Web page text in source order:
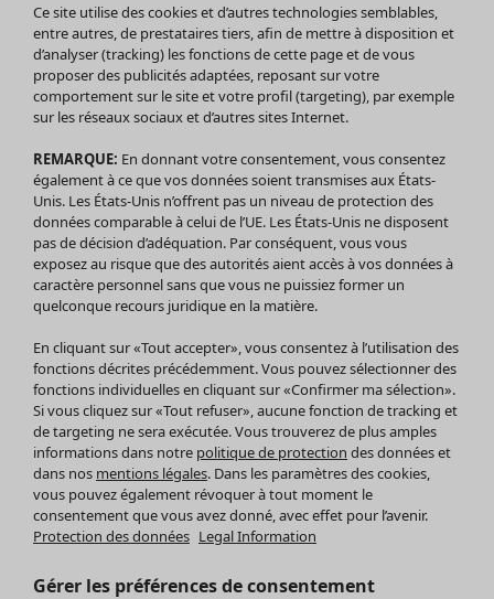
Soldes Vêtements
Tous les vêtements
Robes
Tuniques
Blouses
Tops
Gilets
Pantalon
Jupes
Leggings et collants
Accessoires
Chaussures
Vêtements de bain
Basics
Soldes Mobilier
Bonnes affaires déco
Décoration
Textiles
Tapis
Éponge
Ce site utilise des cookies et d’autres technologies semblables,
entre autres, de prestataires tiers, afin de mettre à disposition et
d’analyser (tracking) les fonctions de cette page et de vous
proposer des publicités adaptées, reposant sur votre
comportement sur le site et votre profil (targeting), par exemple
sur les réseaux sociaux et d’autres sites Internet.
REMARQUE: En donnant votre consentement, vous consentez
également à ce que vos données soient transmises aux États-
Unis. Les États-Unis n’offrent pas un niveau de protection des
données comparable à celui de l’UE. Les États-Unis ne disposent
pas de décision d’adéquation. Par conséquent, vous vous
exposez au risque que des autorités aient accès à vos données à
caractère personnel sans que vous ne puissiez former un
quelconque recours juridique en la matière.
En cliquant sur «Tout accepter», vous consentez à l’utilisation des
fonctions décrites précédemment. Vous pouvez sélectionner des
fonctions individuelles en cliquant sur «Confirmer ma sélection».
Si vous cliquez sur «Tout refuser», aucune fonction de tracking et
de targeting ne sera exécutée. Vous trouverez de plus amples
informations dans notre politique de protection des données et
dans nos mentions légales. Dans les paramètres des cookies,
vous pouvez également révoquer à tout moment le
consentement que vous avez donné, avec effet pour l’avenir.
Protection des données Legal Information
Gérer les préférences de consentement